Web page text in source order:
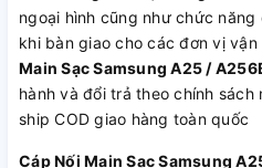
ngoại hình cũng như chức
khi bàn giao cho các đơn vị
Main Sạc Samsung A25 /
hành và đổi trả theo chính sách
ship COD giao hàng toàn quốc
Cáp Nối Main Sạc Samsung